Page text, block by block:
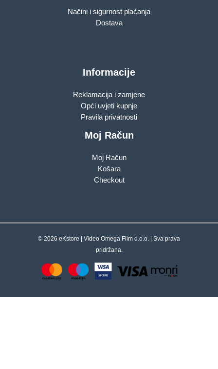
Načini i sigurnost plaćanja
Dostava
Informacije
Reklamacija i zamjene
Opći uvjeti kupnje
Pravila privatnosti
Moj Račun
Moj Račun
Košara
Checkout
© 2026 eKstore | Video Omega Film d.o.o. | Sva prava
pridržana.